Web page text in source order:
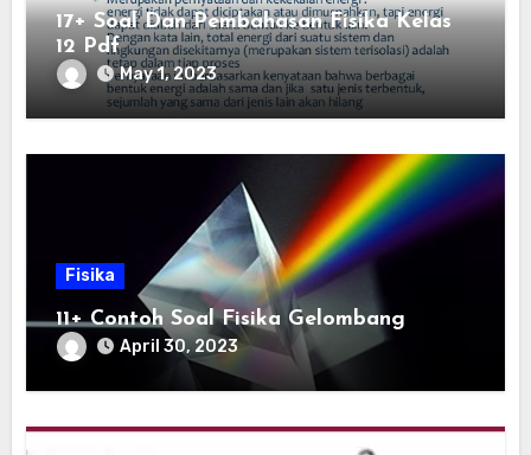
17+ Soal Dan Pembahasan Fisika Kelas
12 Pdf
May 1, 2023
Fisika
11+ Contoh Soal Fisika Gelombang
April 30, 2023